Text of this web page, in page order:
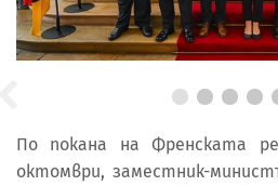
По покана на Френската
октомври, заместник-